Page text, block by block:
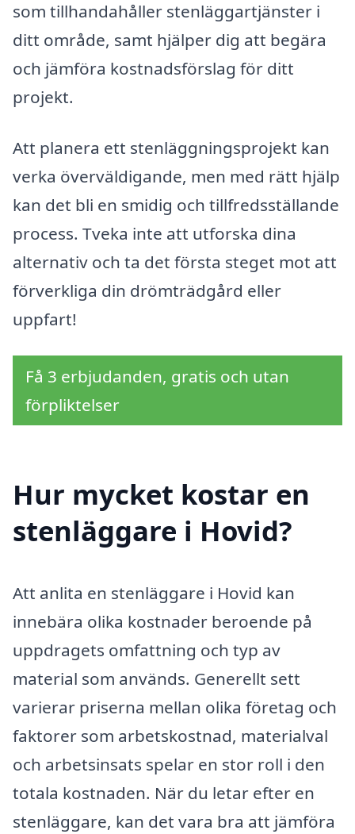
som tillhandahåller stenläggartjänster i
ditt område, samt hjälper dig att begära
och jämföra kostnadsförslag för ditt
projekt.
Att planera ett stenläggningsprojekt kan
verka överväldigande, men med rätt hjälp
kan det bli en smidig och tillfredsställande
process. Tveka inte att utforska dina
alternativ och ta det första steget mot att
förverkliga din drömträdgård eller
uppfart!
Få 3 erbjudanden, gratis och utan
förpliktelser
Hur mycket kostar en
stenläggare i Hovid?
Att anlita en stenläggare i Hovid kan
innebära olika kostnader beroende på
uppdragets omfattning och typ av
material som används. Generellt sett
varierar priserna mellan olika företag och
faktorer som arbetskostnad, materialval
och arbetsinsats spelar en stor roll i den
totala kostnaden. När du letar efter en
stenläggare, kan det vara bra att jämföra